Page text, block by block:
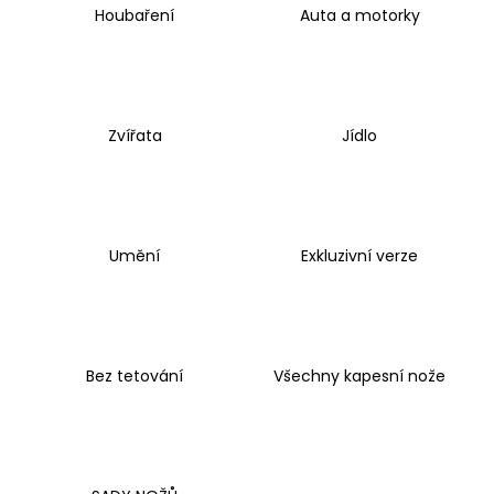
Houbaření Auta a motorky
Zvířata Jídlo
Umění Exkluzivní verze
Bez tetování Všechny kapesní nože